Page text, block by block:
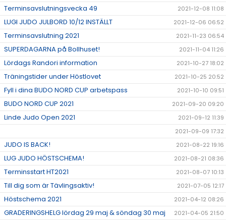
Terminsavslutningsvecka 49 2021-12-08 11:08
LUGI JUDO JULBORD 10/12 INSTÄLLT 2021-12-06 06:52
Terminsavslutning 2021 2021-11-23 06:54
SUPERDAGARNA på Bollhuset! 2021-11-04 11:26
Lördags Randori information 2021-10-27 18:02
Träningstider under Höstlovet 2021-10-25 20:52
Fyll i dina BUDO NORD CUP arbetspass 2021-10-10 09:51
BUDO NORD CUP 2021 2021-09-20 09:20
Linde Judo Open 2021
2021-09-12 11:39
2021-09-09 17:32
JUDO IS BACK! 2021-08-22 19:16
LUG JUDO HÖSTSCHEMA! 2021-08-21 08:36
Terminsstart HT2021 2021-08-07 10:13
Till dig som är Tävlingsaktiv! 2021-07-05 12:17
Höstschema 2021 2021-04-12 08:26
GRADERINGSHELG lördag 29 maj & söndag 30 maj 2021-04-05 21:50